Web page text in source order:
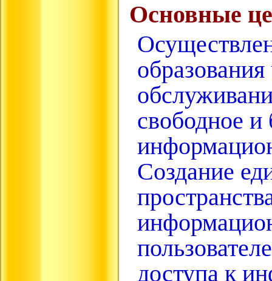
Основные
свободное и
Создание
доступа к